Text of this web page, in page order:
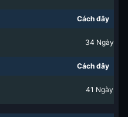
Cách đây
34 Ngày
Cách đây
41 Ngày